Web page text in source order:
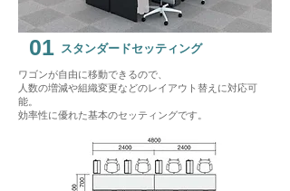
01 スタンダードセッティング
ワゴンが自由に移動できるので、
人数の増減や組織変更などのレイアウト替えに対応可
能。
​効率性に優れた基本のセッティングです。